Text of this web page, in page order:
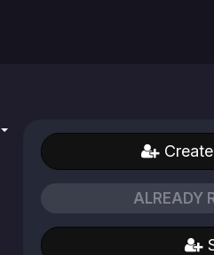
ALREADY